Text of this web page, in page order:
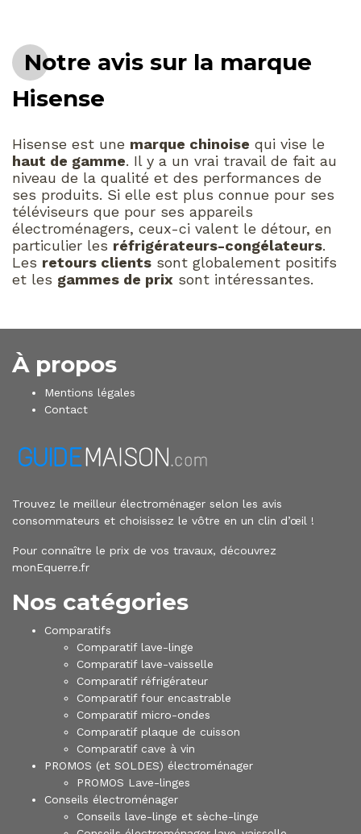
Notre avis sur la marque
Hisense
Hisense est une marque chinoise qui vise le
haut de gamme. Il y a un vrai travail de fait au
niveau de la qualité et des performances de
ses produits. Si elle est plus connue pour ses
téléviseurs que pour ses appareils
électroménagers, ceux-ci valent le détour, en
particulier les réfrigérateurs-congélateurs.
Les retours clients sont globalement positifs
et les gammes de prix sont intéressantes.
À propos
Mentions légales
Contact
Trouvez le meilleur électroménager selon les avis
consommateurs et choisissez le vôtre en un clin d’œil !
Pour connaître le prix de vos travaux, découvrez
monEquerre.fr
Nos catégories
Comparatifs
Comparatif lave-linge
Comparatif lave-vaisselle
Comparatif réfrigérateur
Comparatif four encastrable
Comparatif micro-ondes
Comparatif plaque de cuisson
Comparatif cave à vin
PROMOS (et SOLDES) électroménager
PROMOS Lave-linges
Conseils électroménager
Conseils lave-linge et sèche-linge